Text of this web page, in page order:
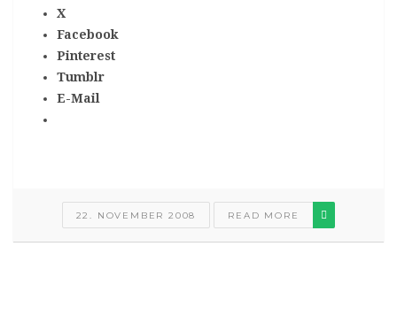
X
Facebook
Pinterest
Tumblr
E-Mail
22. NOVEMBER 2008 READ MORE